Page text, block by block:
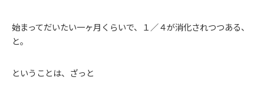
始まってだいたい一ヶ月くらいで、１／４が消化されつつある、
と。
ということは、ざっと